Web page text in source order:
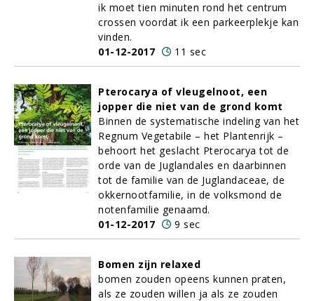
ik moet tien minuten rond het centrum
crossen voordat ik een parkeerplekje kan
vinden.
01-12-2017
11 sec
Pterocarya of vleugelnoot, een
jopper die niet van de grond komt
Binnen de systematische indeling van het
Regnum Vegetabile – het Plantenrijk –
behoort het geslacht Pterocarya tot de
orde van de Juglandales en daarbinnen
tot de familie van de Juglandaceae, de
okkernootfamilie, in de volksmond de
notenfamilie genaamd.
01-12-2017
9 sec
Bomen zijn relaxed
bomen zouden opeens kunnen praten,
als ze zouden willen ja als ze zouden